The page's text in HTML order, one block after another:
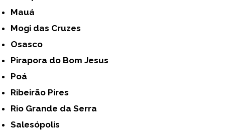
Mauá
Mogi das Cruzes
Osasco
Pirapora do Bom Jesus
Poá
Ribeirão Pires
Rio Grande da Serra
Salesópolis